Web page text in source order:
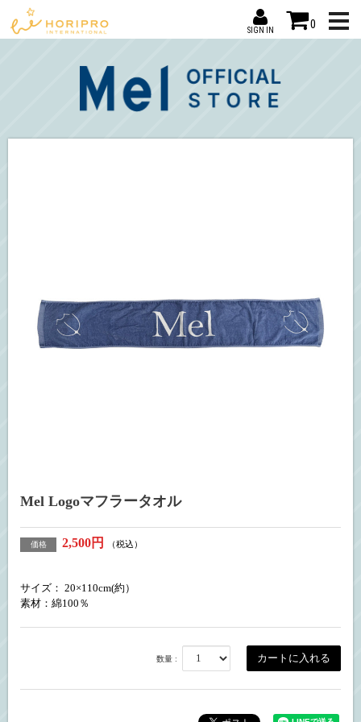
SIGN IN 0
Mel Logoマフラータオル
価格 2,500円 （税込）
サイズ： 20×110cm(約）
素材：綿100％
数量 :